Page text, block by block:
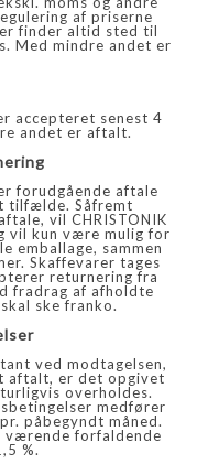
af priserne
finder altid sted til
Med mindre andet er
accepteret senest 4
andet er aftalt.
forudgående aftale
tilfælde. Såfremt
vil CHRISTONIK
vil kun være mulig for
emballage, sammen
Skaffevarer tages
returnering fra
fradrag af afholdte
ske franko.
ved modtagelsen,
aftalt, er det opgivet
overholdes.
medfører
påbegyndt måned.
værende forfaldende
%.